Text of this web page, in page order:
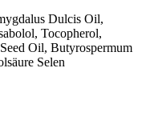
Dulcis Oil,
Tocopherol,
Oil, Butyrospermum
Selen